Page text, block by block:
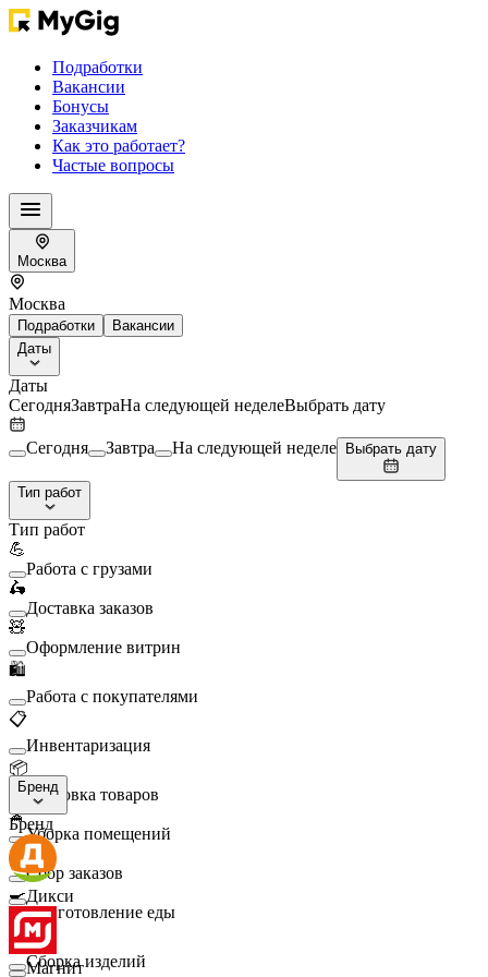
Подработки
Вакансии
Бонусы
Заказчикам
Как это работает?
Частые вопросы
Москва
Москва
Подработки
Вакансии
Даты
Даты
СегодняЗавтраНа следующей неделеВыбрать дату
Сегодня Завтра На следующей неделе Выбрать дату
Тип работ
Тип работ
💪
Работа с грузами
🛵
Доставка заказов
🧸
Оформление витрин
🛍️
Работа с покупателями
📋
Инвентаризация
📦
Упаковка товаров
🧹
Уборка помещений
🛒
Сбор заказов
🍳
Приготовление еды
🛠️
Сборка изделий
Бренд
Бренд
Дикси
Магнит